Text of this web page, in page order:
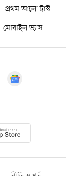
প্রথম আলো ট্রাস্ট
মোবাইল ভ্যাস